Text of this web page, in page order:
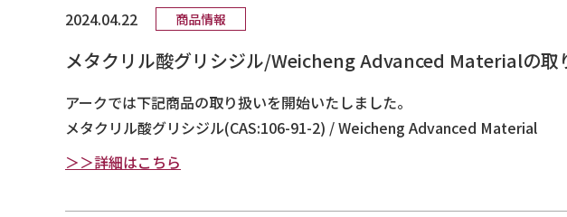
2024.04.22 商品情報
メタクリル酸グリシジル/Weicheng Advanced Materialの取
アークでは下記商品の取り扱いを開始いたしました。
メタクリル酸グリシジル(CAS:106-91-2) / Weicheng Advanced Material
＞＞詳細はこちら